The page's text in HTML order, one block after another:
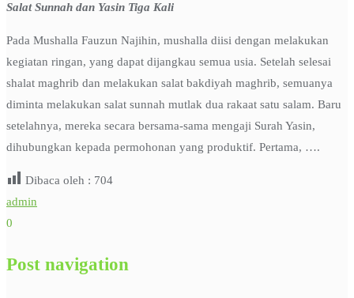
Salat Sunnah dan Yasin Tiga Kali
Pada Mushalla Fauzun Najihin, mushalla diisi dengan melakukan
kegiatan ringan, yang dapat dijangkau semua usia. Setelah selesai
shalat maghrib dan melakukan salat bakdiyah maghrib, semuanya
diminta melakukan salat sunnah mutlak dua rakaat satu salam. Baru
setelahnya, mereka secara bersama-sama mengaji Surah Yasin,
dihubungkan kepada permohonan yang produktif. Pertama, ….
Dibaca oleh : 704
admin
0
Post navigation